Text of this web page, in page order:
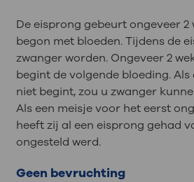
De eisprong gebeurt ongeveer
begon met bloeden. Tijdens de
zwanger worden. Ongeveer 2
begint de volgende bloeding.
niet begint, zou u zwanger
Als een meisje voor het eerst
heeft zij al een eisprong gehad
ongesteld werd.
Geen bevruchting